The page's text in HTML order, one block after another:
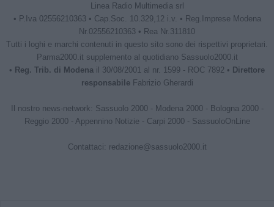
Linea Radio Multimedia srl
• P.Iva 02556210363 • Cap.Soc. 10.329,12 i.v. • Reg.Imprese Modena
Nr.02556210363 • Rea Nr.311810
Tutti i loghi e marchi contenuti in questo sito sono dei rispettivi proprietari.
Parma2000.it supplemento al quotidiano Sassuolo2000.it
• Reg. Trib. di Modena il 30/08/2001 al nr. 1599 - ROC 7892 • Direttore
responsabileFabrizio Gherardi
Il nostro news-network: Sassuolo 2000- Modena 2000- Bologna 2000-
Reggio 2000- Appennino Notizie - Carpi 2000- SassuoloOnLine
Contattaci: redazione@sassuolo2000.it